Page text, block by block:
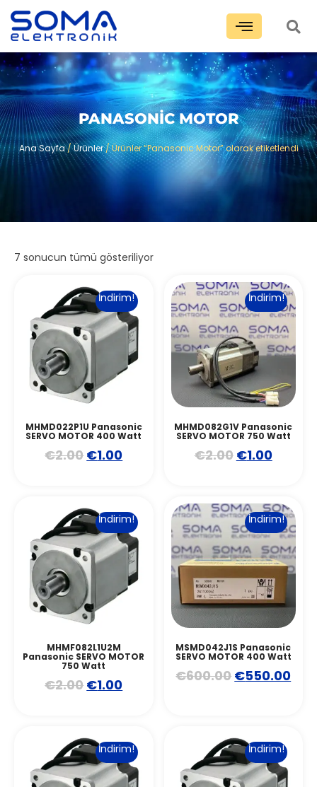
PANASONIC MOTOR
Ana Sayfa/Ürünler/ Ürünler “Panasonic Motor” olarak etiketlendi
7 sonucun tümü gösteriliyor
İndirim!
MHMD022P1U Panasonic
SERVO MOTOR 400 Watt
€2.00 €1.00
İndirim!
MHMD082G1V Panasonic
SERVO MOTOR 750 Watt
€2.00 €1.00
İndirim!
MHMF082L1U2M
Panasonic SERVO MOTOR
750 Watt
€2.00 €1.00
İndirim!
MSMD042J1S Panasonic
SERVO MOTOR 400 Watt
€600.00 €550.00
İndirim! İndirim!